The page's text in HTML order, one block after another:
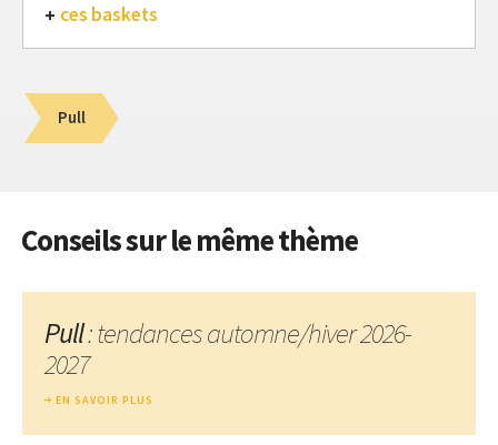
ces baskets
Pull
Conseils sur le même thème
Pull: tendances automne/hiver 2026-
2027
EN SAVOIR PLUS